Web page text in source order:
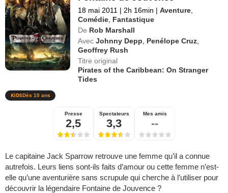
18 mai 2011 | 2h 16min | Aventure
Comédie Fantastique
De Rob Marshall
Avec Johnny Depp Penélope Cruz
Geoffrey Rush
Titre original
Pirates of the Caribbean: On Stranger
Tides
Dès 10 ans
Presse
2,5
Spectateurs
3,3
Mes amis
--
Le capitaine Jack Sparrow retrouve une femme qu’il a connue
autrefois. Leurs liens sont-ils faits d’amour ou cette femme n’est-
elle qu’une aventurière sans scrupule qui cherche à l’utiliser pour
découvrir la légendaire Fontaine de Jouvence ?